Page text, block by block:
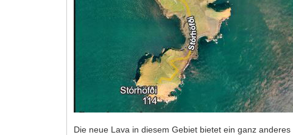
Die neue Lava in diesem Gebiet bietet ein ganz